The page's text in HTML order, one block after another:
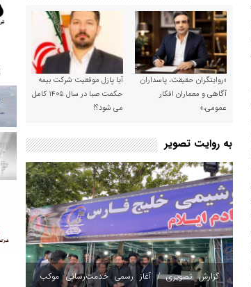
«روایتگران حقیقت، پاسداران
آگاهی و معماران افکار
عمومی،»
آیا پازل موفقیت شرکت بیمه
حکمت صبا در سال ۱۴۰۵ کامل
می شود؟!
به روایت تصویر
گزارش تصویری / آغاز رسمی خدمت‌رسانی موکب